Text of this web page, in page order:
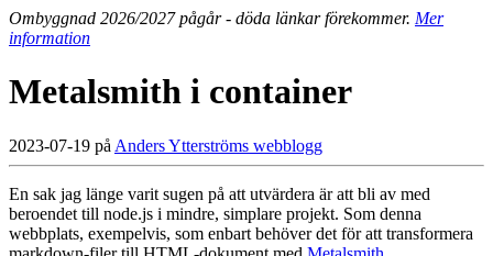
Ombyggnad 2026/2027 pågår - döda länkar förekommer. Mer
information
Metalsmith i container
2023-07-19 på Anders Ytterströms webblogg
En sak jag länge varit sugen på att utvärdera är att bli av med
beroendet till node.js i mindre, simplare projekt. Som denna
webbplats, exempelvis, som enbart behöver det för att transformera